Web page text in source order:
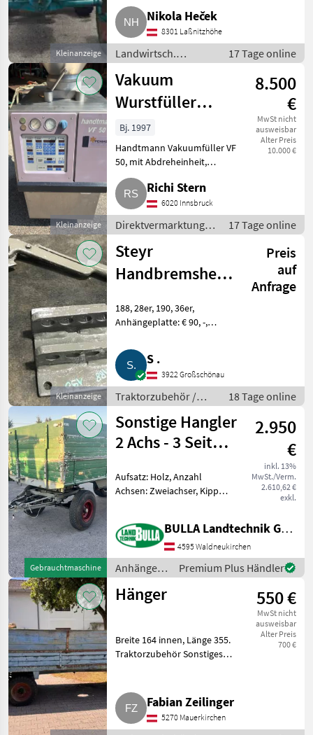
Kleinanzeige
Motor wurde komplett
überholt, die el. Anlage
erneuert. Der Traktor läuft gut
und
Nikola Heček
8301 Laßnitzhöhe
Landwirtsch.
Motorfahrzeuge /
Hoflader
17 Tage online
Kleinanzeige
Vakuum
Wurstfüller
Handtmann VF
50
8.500
€
MwSt nicht
ausweisbar
Alter Preis
10.000 €
Bj. 1997
Handtmann Vakuumfüller VF
50, mit Abdreheinheit,
Darmhalter, Doppelclieber,
verschiedene Füllrohre.
Direktvermarktung
Fleischverarbeitung
Richi Stern
6020 Innsbruck
Direktvermarktung /
Fleischverarbeitung
17 Tage online
Kleinanzeige
Steyr
Handbremshebel,
Preis
auf
Anfrage
188, 28er, 190, 36er,
Anhängeplatte: € 90, -,
Traktorzubehör Sonstiges
Traktorzubehör
S .
3922 Großschönau
Traktorzubehör /
Sonstiges
Traktorzubehör
18 Tage online
Gebrauchtmaschine
Sonstige Hangler
2 Achs - 3 Seiten
2.950
€
inkl. 13%
MwSt./Verm.
2.610,62 €
exkl.
Aufsatz: Holz, Anzahl
Achsen: Zweiachser, Kipper-
HANGLER Kipper + 2 Achs +
3 Seiten Kipper + 6, 7
Tonnen HZGG + 1
BULLA Landtechnik GmbH
4595 Waldneukirchen
Anhänger /
Sonstige
Premium Plus Händler
Hänger 550 €
MwSt nicht
ausweisbar
Alter Preis
700 €
Breite 164 innen, Länge 355.
Traktorzubehör Sonstiges
Fabian Zeilinger
5270 Mauerkirchen